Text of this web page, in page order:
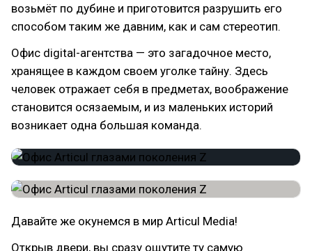
возьмёт по дубине и приготовится разрушить его
способом таким же давним, как и сам стереотип.
Офис digital-агентства — это загадочное место,
хранящее в каждом своем уголке тайну. Здесь
человек отражает себя в предметах, воображение
становится осязаемым, и из маленьких историй
возникает одна большая команда.
Давайте же окунемся в мир Articul Media!
Открыв двери, вы сразу ощутите ту самую